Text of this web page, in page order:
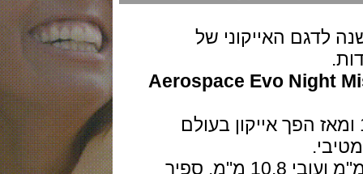
חוגגת 30 שנה לדגם האייקוני של
Aerospace Evo
הגיח לעולם בשנת 1985 ומאז הפך אייקון בעולם
השעון עשוי טיטניום שחור בקוטר 43 מ"מ ועובי 10.8 מ"מ, ספיר